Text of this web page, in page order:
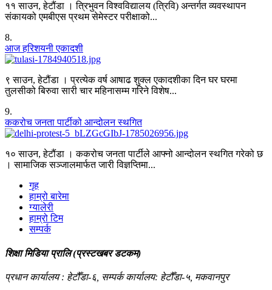
११ साउन, हेटौंडा । त्रिभुवन विश्वविद्यालय (त्रिवि) अन्तर्गत व्यवस्थापन
संकायको एमबीएस प्रथम सेमेस्टर परीक्षाको...
8.
आज हरिशयनी एकादशी
९ साउन, हेटौंडा । प्रत्येक वर्ष आषाढ शुक्ल एकादशीका दिन घर घरमा
तुलसीको बिरुवा सारी चार महिनासम्म गरिने विशेष...
9.
ककरोच जनता पार्टीको आन्दोलन स्थगित
१० साउन, हेटौंडा । ककरोच जनता पार्टीले आफ्नो आन्दोलन स्थगित गरेको छ
। सामाजिक सञ्जालमार्फत जारी विज्ञप्तिमा...
गृह
हाम्रो बारेमा
ग्यालेरी
हाम्रो टिम
सम्पर्क
शिक्षा मिडिया प्रालि (प्रस्टखबर डटकम)
प्रधान कार्यालय : हेटौँडा-६, सम्पर्क कार्यालय: हेटौँडा-५, मकवानपुर